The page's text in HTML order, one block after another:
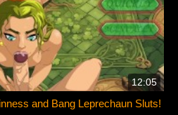
12:05
and Bang Leprechaun Sluts!